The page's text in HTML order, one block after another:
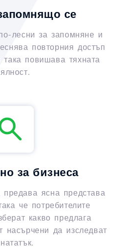
се
лесни за запомняне и
повторния достъп
така повишава тяхната
за бизнеса
ясна представа
че потребителите
какво предлага
насърчени да изследват